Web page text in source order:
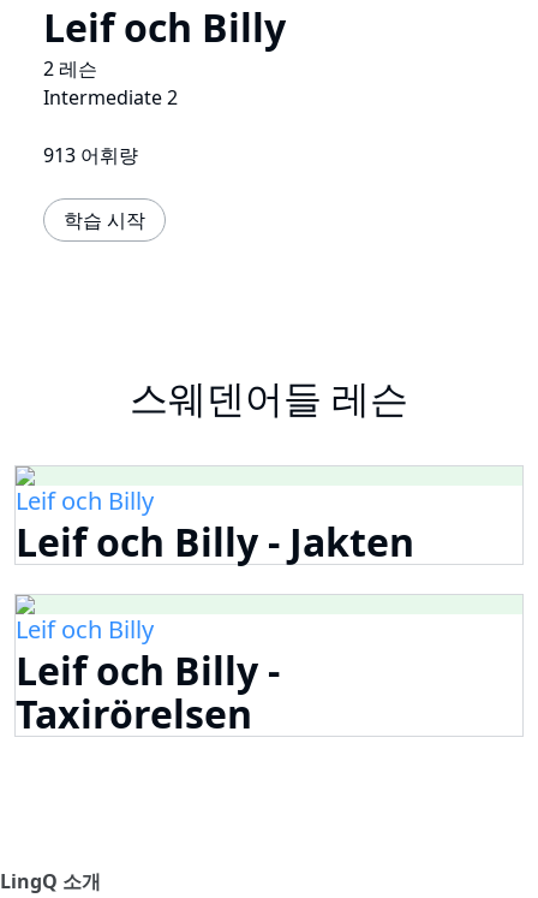
Leif och Billy
2 레슨
Intermediate 2
913 어휘량
학습 시작
스웨덴어들 레슨
Leif och Billy
Leif och Billy - Jakten
Leif och Billy
Leif och Billy -
Taxirörelsen
LingQ 소개